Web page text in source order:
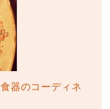
食器のコーディネ